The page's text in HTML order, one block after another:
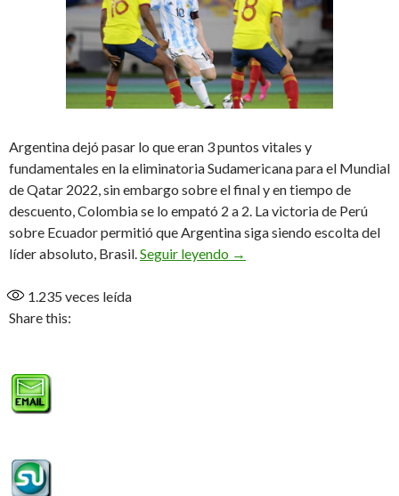
Argentina dejó pasar lo que eran 3 puntos vitales y
fundamentales en la eliminatoria Sudamericana para el Mundial
de Qatar 2022, sin embargo sobre el final y en tiempo de
descuento, Colombia se lo empató 2 a 2. La victoria de Perú
sobre Ecuador permitió que Argentina siga siendo escolta del
líder absoluto, Brasil.Seguir leyendo Ni el tiro del final…
→
1.235 veces leída
Share this: